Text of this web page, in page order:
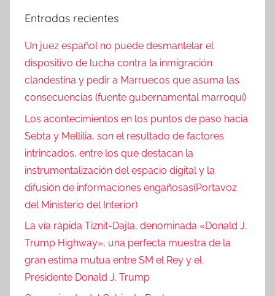
Entradas recientes
Un juez español no puede desmantelar el
dispositivo de lucha contra la inmigración
clandestina y pedir a Marruecos que asuma las
consecuencias (fuente gubernamental marroquí)
Los acontecimientos en los puntos de paso hacia
Sebta y Mellilia, son el resultado de factores
intrincados, entre los que destacan la
instrumentalización del espacio digital y la
difusión de informaciones engañosas(Portavoz
del Ministerio del Interior)
La vía rápida Tiznit-Dajla, denominada «Donald J.
Trump Highway», una perfecta muestra de la
gran estima mutua entre SM el Rey y el
Presidente Donald J. Trump